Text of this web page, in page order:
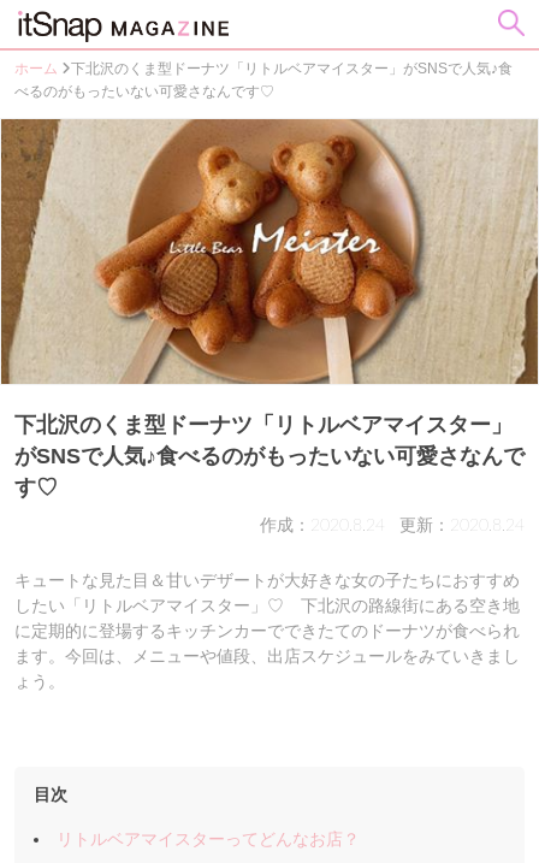
ホーム
下北沢のくま型ドーナツ「リトルベアマイスター」がSNSで人気♪食
べるのがもったいない可愛さなんです♡
下北沢のくま型ドーナツ「リトルベアマイスター」
がSNSで人気♪食べるのがもったいない可愛さなんで
す♡
作成：2020.8.24 更新：2020.8.24
キュートな見た目＆甘いデザートが大好きな女の子たちにおすすめ
したい「リトルベアマイスター」♡ 下北沢の路線街にある空き地
に定期的に登場するキッチンカーでできたてのドーナツが食べられ
ます。今回は、メニューや値段、出店スケジュールをみていきまし
ょう。
目次
リトルベアマイスターってどんなお店？